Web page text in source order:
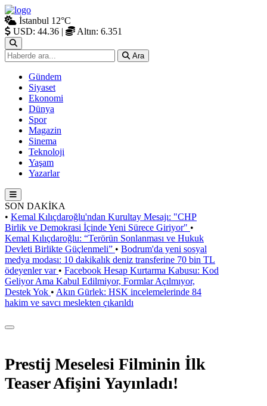
İstanbul 12°C
USD: 44.36 | Altın: 6.351
Ara
Gündem
Siyaset
Ekonomi
Dünya
Spor
Magazin
Sinema
Teknoloji
Yaşam
Yazarlar
SON DAKİKA
• Kemal Kılıçdaroğlu'ndan Kurultay Mesajı: "CHP
Birlik ve Demokrasi İçinde Yeni Sürece Giriyor" •
Kemal Kılıçdaroğlu: “Terörün Sonlanması ve Hukuk
Devleti Birlikte Güçlenmeli” • Bodrum'da yeni sosyal
medya modası: 10 dakikalık deniz transferine 70 bin TL
ödeyenler var • Facebook Hesap Kurtarma Kabusu: Kod
Geliyor Ama Kabul Edilmiyor, Formlar Açılmıyor,
Destek Yok • Akın Gürlek: HSK incelemelerinde 84
hakim ve savcı meslekten çıkarıldı
Prestij Meselesi Filminin İlk
Teaser Afişini Yayınladı!